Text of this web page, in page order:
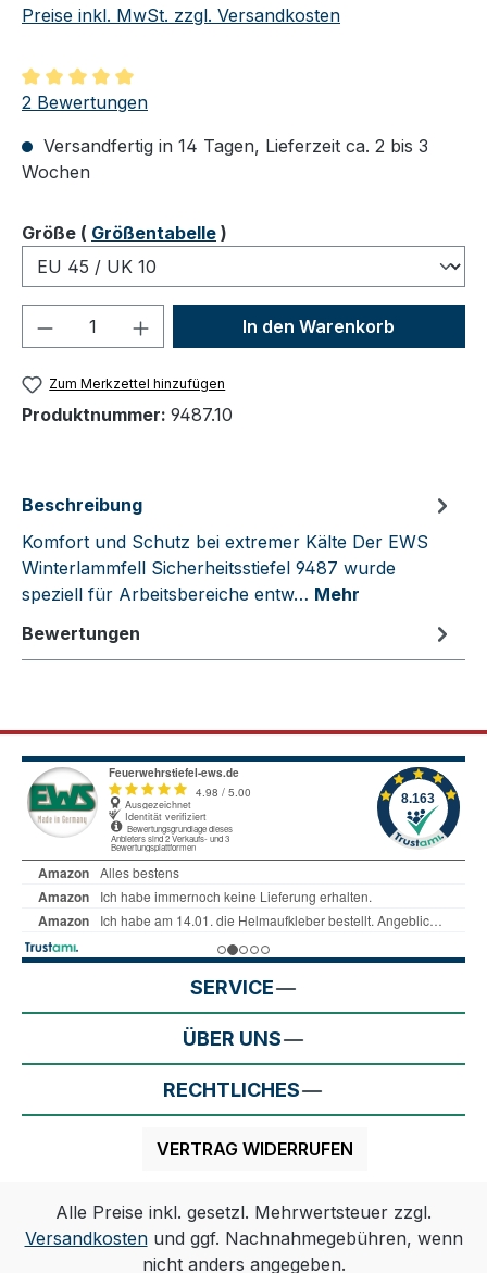
Preise inkl. MwSt. zzgl. Versandkosten
Durchschnittliche Bewertung von 5 von 5 Sternen
2 Bewertungen
Versandfertig in 14 Tagen, Lieferzeit ca. 2 bis 3
Wochen
Größeauswählen
( Größentabelle )
Produkt Anzahl: Gib denIn den Warenkorb
Zum Merkzettel hinzufügen
Produktnummer: 9487.10
Beschreibung
Komfort und Schutz bei extremer Kälte Der EWS
Winterlammfell Sicherheitsstiefel 9487 wurde
speziell für Arbeitsbereiche entw… Mehr
Bewertungen
SERVICE
ÜBER UNS
RECHTLICHES
VERTRAG WIDERRUFEN
Alle Preise inkl. gesetzl. Mehrwertsteuer zzgl.
Versandkostenund ggf. Nachnahmegebühren, wenn
nicht anders angegeben.